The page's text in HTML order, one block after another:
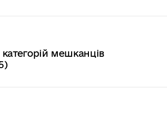
мешканців